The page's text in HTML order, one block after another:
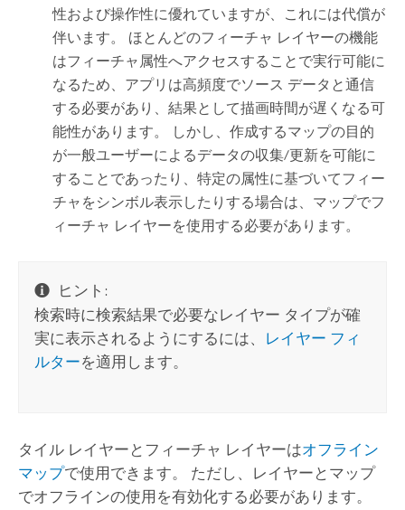
性および操作性に優れていますが、これには代償が
伴います。 ほとんどのフィーチャ レイヤーの機能
はフィーチャ属性へアクセスすることで実行可能に
なるため、アプリは高頻度でソース データと通信
する必要があり、結果として描画時間が遅くなる可
能性があります。 しかし、作成するマップの目的
が一般ユーザーによるデータの収集/更新を可能に
することであったり、特定の属性に基づいてフィー
チャをシンボル表示したりする場合は、マップでフ
ィーチャ レイヤーを使用する必要があります。
ヒント:
検索時に検索結果で必要なレイヤー タイプが確
実に表示されるようにするには、 レイヤー フィ
ルターを適用します。
タイル レイヤーとフィーチャ レイヤーはオフライン
マップで使用できます。 ただし、レイヤーとマップ
でオフラインの使用を有効化する必要があります。